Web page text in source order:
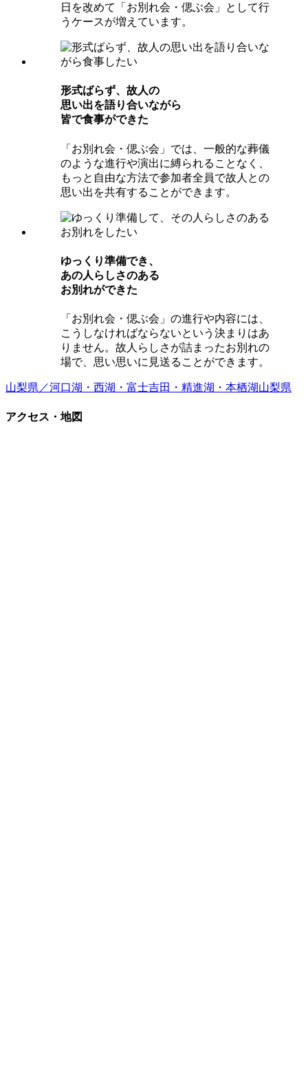
日を改めて「お別れ会・偲ぶ会」として行
うケースが増えています。
形式ばらず、故⼈の
思い出を語り合いながら
皆で⾷事ができた
「お別れ会・偲ぶ会」では、一般的な葬儀
のような進行や演出に縛られることなく、
もっと自由な方法で参加者全員で故人との
思い出を共有することができます。
ゆっくり準備でき、
あの⼈らしさのある
お別れができた
「お別れ会・偲ぶ会」の進行や内容には、
こうしなければならないという決まりはあ
りません。故人らしさが詰まったお別れの
場で、思い思いに見送ることができます。
山梨県／河口湖・西湖・富士吉田・精進湖・本栖湖山梨県
アクセス・地図